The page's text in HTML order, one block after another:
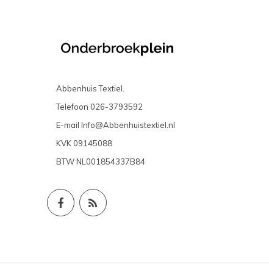
Abbenhuis Textiel.
Telefoon 026-3793592
E-mail Info@Abbenhuistextiel.nl
KVK 09145088
BTW NL001854337B84